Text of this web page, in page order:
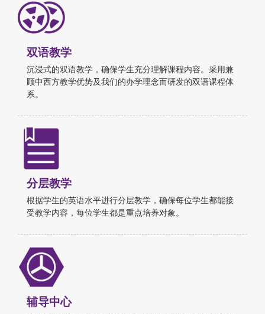
双语教学
沉浸式的双语教学，确保学生充分理解课程内容。采用兼
顾中西方教学优势及我们的办学理念而研发的双语课程体
系。
分层教学
根据学生的英语水平进行分层教学，确保每位学生都能接
受教学内容，每位学生都是重点培养对象。
辅导中心